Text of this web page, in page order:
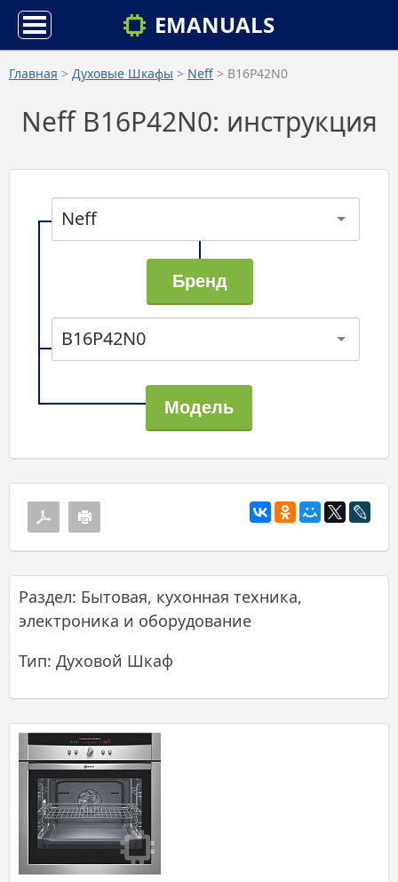
EMANUALS
Главная > Духовые Шкафы > Neff > B16P42N0
Neff B16P42N0: инструкция
Neff
B16P42N0
Раздел: Бытовая, кухонная техника,
электроника и оборудование
Тип: Духовой Шкаф